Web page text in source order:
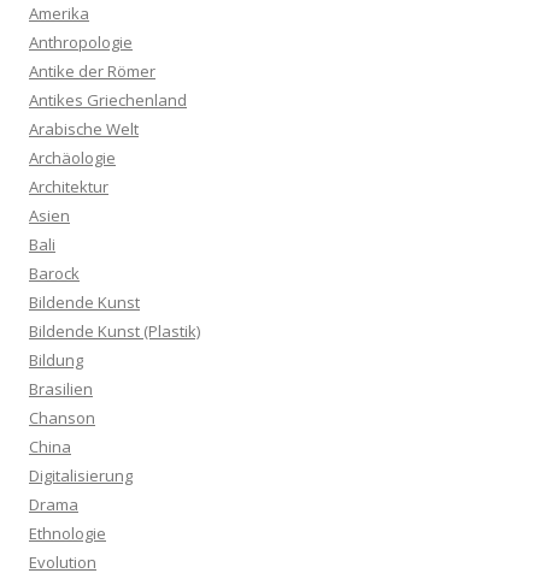
Amerika
Anthropologie
Antike der Römer
Antikes Griechenland
Arabische Welt
Archäologie
Architektur
Asien
Bali
Barock
Bildende Kunst
Bildende Kunst (Plastik)
Bildung
Brasilien
Chanson
China
Digitalisierung
Drama
Ethnologie
Evolution